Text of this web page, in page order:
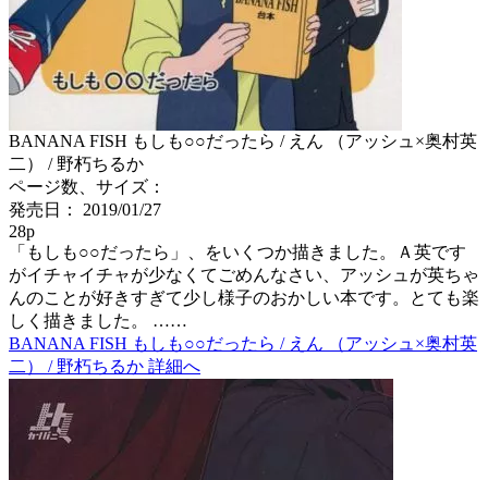
BANANA FISH もしも○○だったら / えん （アッシュ×奥村英
二） / 野朽ちるか
ページ数、サイズ：
発売日： 2019/01/27
28p
「もしも○○だったら」、をいくつか描きました。Ａ英です
がイチャイチャが少なくてごめんなさい、アッシュが英ちゃ
んのことが好きすぎて少し様子のおかしい本です。とても楽
しく描きました。 ……
BANANA FISH もしも○○だったら / えん （アッシュ×奥村英
二） / 野朽ちるか 詳細へ